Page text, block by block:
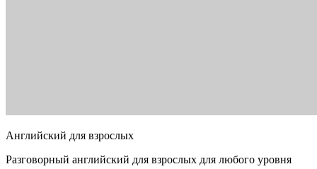
Английский для взрослых
Разговорный английский для взрослых для любого уровня